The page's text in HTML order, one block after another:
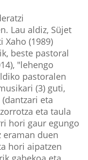
Lau aldiz, Süjet
Xaho (1989)
beste pastoral
"lehengo
pastoralen
(3) guti,
eta
eta taula
hori gaur egungo
duen
hori aipatzen